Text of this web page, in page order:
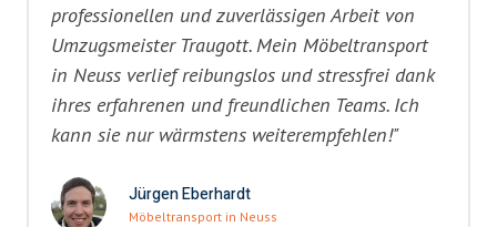
professionellen und zuverlässigen Arbeit von
Umzugsmeister Traugott. Mein Möbeltransport
in Neuss verlief reibungslos und stressfrei dank
ihres erfahrenen und freundlichen Teams. Ich
kann sie nur wärmstens weiterempfehlen!"
Jürgen Eberhardt
Möbeltransport in Neuss